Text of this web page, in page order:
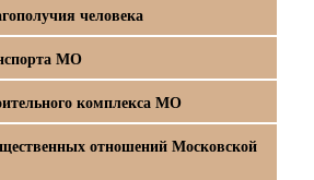
человека
МО
комплекса МО
отношений Московской